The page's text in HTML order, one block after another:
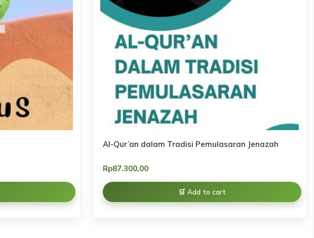
Al-Qur’an dalam Tradisi Pemulasaran Jenazah
Rp87.300,00
Add to cart